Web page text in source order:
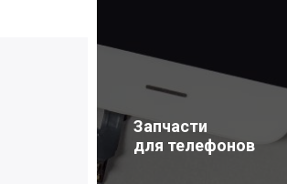
Запчасти
для телефонов